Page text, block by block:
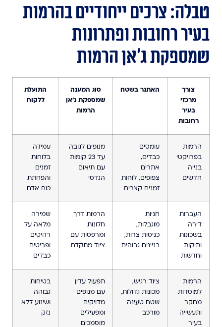
טבלה: צרכים ייחודיים בהרמות
בעיר רחובות ופתרונות
שמספקת ג’אן הרמות
צורך
מרכזי
בעיר
רחובות
האתגר בשטח
סוג המענה
שמספקת ג’אן
הרמות
התועלת
ללקוח
הרמות
בפרויקטי
בנייה
חדשים
עומסים
כבדים,
אתרים
צפופים, לוחות
זמנים קצרים
מנופים לגובה
עד 23 קומות
עם תיאום
הנדסי
עמידה
בלוחות
זמנים
והפחתת
כוח אדם
העברות
דירה
בשכונות
ותיקות
וחדשות
חניות
מוגבלות,
כניסות צרות,
בניינים גבוהים
הרמות דרך
חלונות
ומרפסות עם
ציוד מתקדם
שמירה
מלאה על
רהיטים
ופריטים
כבדים
הרמות
למוסדות
מחקר
ותעשייה
בעיר
ציוד רגיש,
מכונות גדולות,
שטח טעינה
מורכב
תפעול עדין
עם מנופים
מדויקים
ומפעילים
מוסמכים
בטיחות
גבוהה
ושינוע ללא
נזק